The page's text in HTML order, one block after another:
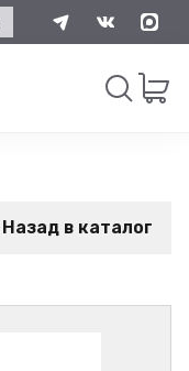
Назад в каталог